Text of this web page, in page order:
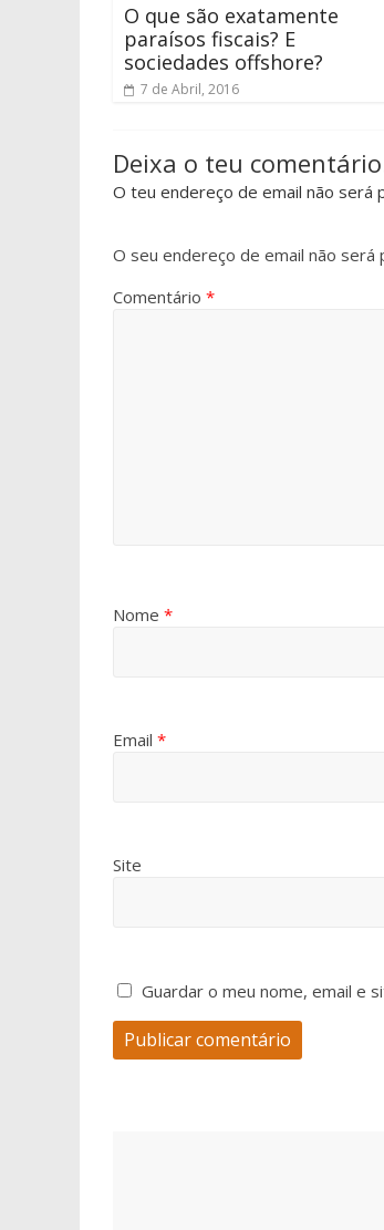
O que são exatamente
paraísos fiscais? E
sociedades offshore?
7 de Abril, 2016
Deixa o teu
O teu endereço de email não será
O seu endereço de email não será
Comentário *
Nome *
Email *
Site
Guardar o meu nome, email e